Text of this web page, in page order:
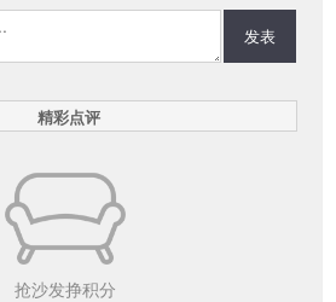
发表
精彩点评
抢沙发挣积分